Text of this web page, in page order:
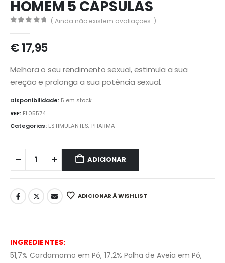
HOMEM 5 CÁPSULAS
( Ainda não existem avaliações. )
€17,95
Melhora o seu rendimento sexual, estimula a sua
ereção e prolonga a sua potência sexual.
Disponibilidade: 5 em stock
REF: FL05574
Categorias: ESTIMULANTES, PHARMA
ADICIONAR
ADICIONAR À WISHLIST
INGREDIENTES:
51,7% Cardamomo em Pó, 17,2% Palha de Aveia em Pó,